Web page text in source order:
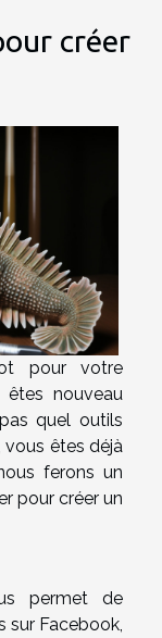
créer
pour votre
nouveau
quel outils
vous êtes déjà
ferons un
pour créer un
permet de
Facebook,